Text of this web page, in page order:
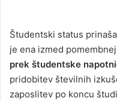
Študentski status
je ena izmed
prek študentske
pridobitev številnih
zaposlitev po koncu